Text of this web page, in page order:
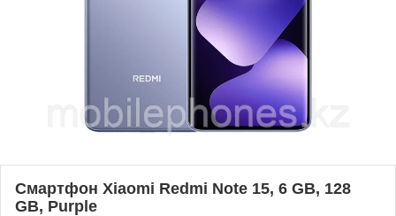
Смартфон Xiaomi Redmi Note 15, 6 GB, 128
GB, Purple